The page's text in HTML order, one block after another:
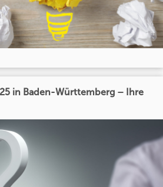
in Baden-Württemberg – Ihre